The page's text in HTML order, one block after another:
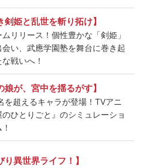
剣姫と乱世を斬り拓け】
リリース！個性豊かな「剣姫」
会い、武應学園塾を舞台に巻き起
戦いへ！
娘が、宮中を揺るがす】
を超えるキャラが登場！TVアニ
のひとりごと』のシミュレーショ
り異世界ライフ！】